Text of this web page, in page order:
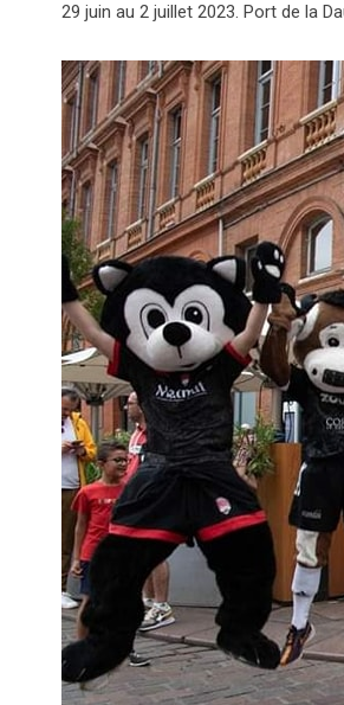
29 juin au 2 juillet 2023. Port de la